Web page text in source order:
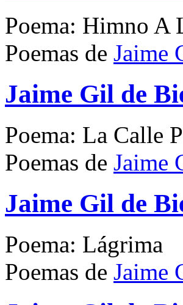
Poema: Himno A
Poemas de Jaime
Jaime Gil de
Poema: La Calle
Poemas de Jaime
Jaime Gil de
Poema: Lágrima
Poemas de Jaime